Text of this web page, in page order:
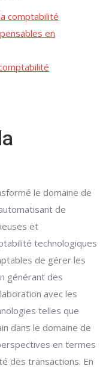
comptabilité
en
le domaine de
de
et
technologiques
de gérer les
générant des
avec les
telles que
dans le domaine de
en termes
des transactions. En